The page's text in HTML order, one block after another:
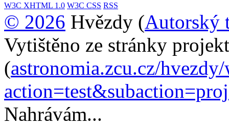
W3C XHTML 1.0 W3C CSS RSS
© 2026 Hvězdy (Autorský
Vytištěno ze stránky
(astronomia.zcu.cz/
Nahrávám...